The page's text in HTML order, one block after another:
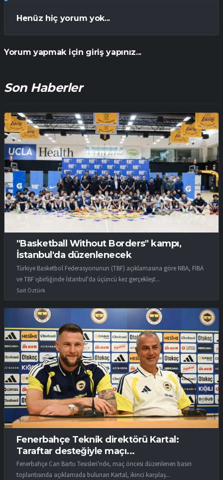
Henüz hiç yorum yok...
Yorum yapmak için giriş yapınız...
Son Haberler
"Basketball Without Borders" kampı,
İstanbul'da düzenlenecek
Türkiye Basketbol Federasyonunun (TBF) açıklamasına göre NBA, FIBA
ve TBF işbirliğinde İstanbul'da üçüncü kez gerçekleşt...
Sait Öztürk
Fenerbahçe Teknik direktörü Kartal:
Taraftar desteğiyle maçı...
Fenerbahçe Can Bartu Tesisleri'nde, maç öncesi düzenlenen basın
toplantısında açıklamada bulunan Kartal, ikinci karşılaş...